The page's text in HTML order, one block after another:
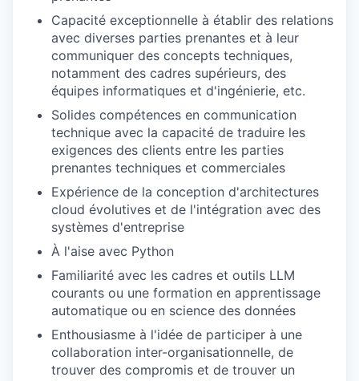
Capacité exceptionnelle à établir des relations
avec diverses parties prenantes et à leur
communiquer des concepts techniques,
notamment des cadres supérieurs, des
équipes informatiques et d'ingénierie, etc.
Solides compétences en communication
technique avec la capacité de traduire les
exigences des clients entre les parties
prenantes techniques et commerciales
Expérience de la conception d'architectures
cloud évolutives et de l'intégration avec des
systèmes d'entreprise
À l'aise avec Python
Familiarité avec les cadres et outils LLM
courants ou une formation en apprentissage
automatique ou en science des données
Enthousiasme à l'idée de participer à une
collaboration inter-organisationnelle, de
trouver des compromis et de trouver un